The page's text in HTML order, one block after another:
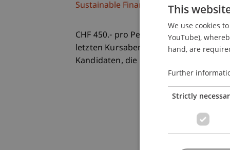
Sustainable Finance and Investments
CHF 450.- pro Person einschliesslich
letzten Kursabend. Es stehen
Kandidaten, die aktuell für das Level 2/
This
We use cookies
YouTube),
hand, are
Further
Strictly